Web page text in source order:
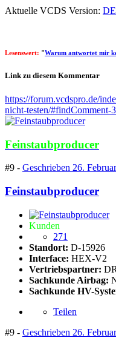
Aktuelle VCDS Version:
Lesenswert: "Warum antwortet mir
Link zu diesem Kommentar
https://forum.vcdspro.de/
nicht-testen/#findComment-
Feinstaubproducer
#9 - Geschrieben 26.
Feinstaubproducer
Kunden
271
Standort: D-15926
Interface: HEX-V2
Vertriebspartner:
Sachkunde Airbag:
Sachkunde HV-
Teilen
#9 - Geschrieben 26.